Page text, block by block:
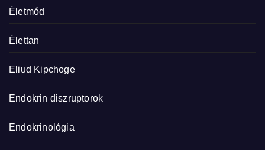
Életmód
Élettan
Eliud Kipchoge
Endokrin diszruptorok
Endokrinológia